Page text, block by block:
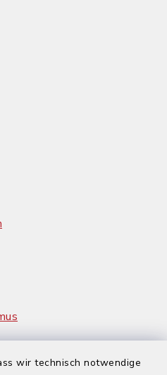
wir technisch notwendige